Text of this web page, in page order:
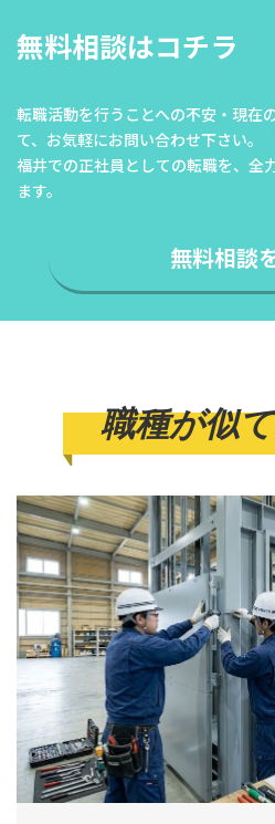
無料相談はコチラ
転職活動を行うことへの不安・現在
て、 お気軽にお問い合わせ下さい。
福井での正社員としての転職を、全
ます。
無料相談
職種が似